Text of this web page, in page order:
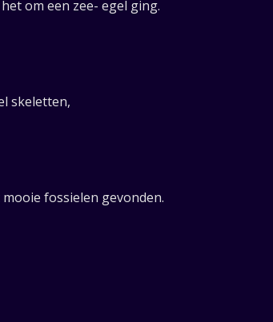
om een zee- egel ging.
skeletten,
fossielen gevonden.